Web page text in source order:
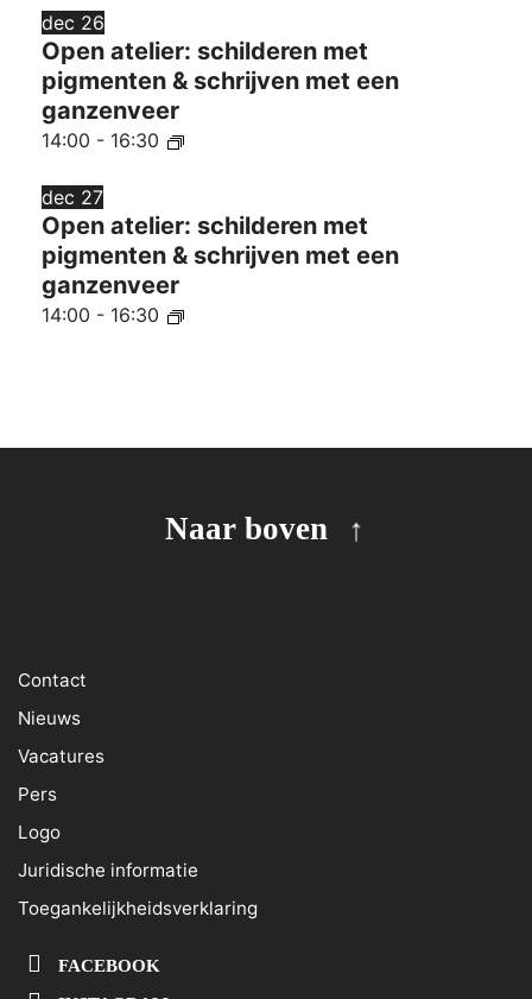
dec 26
Open atelier: schilderen met
pigmenten & schrijven met een
ganzenveer
14:00 - 16:30
dec 27
Open atelier: schilderen met
pigmenten & schrijven met een
ganzenveer
14:00 - 16:30
Naar boven
Contact
Nieuws
Vacatures
Pers
Logo
Juridische informatie
Toegankelijkheidsverklaring
FACEBOOK